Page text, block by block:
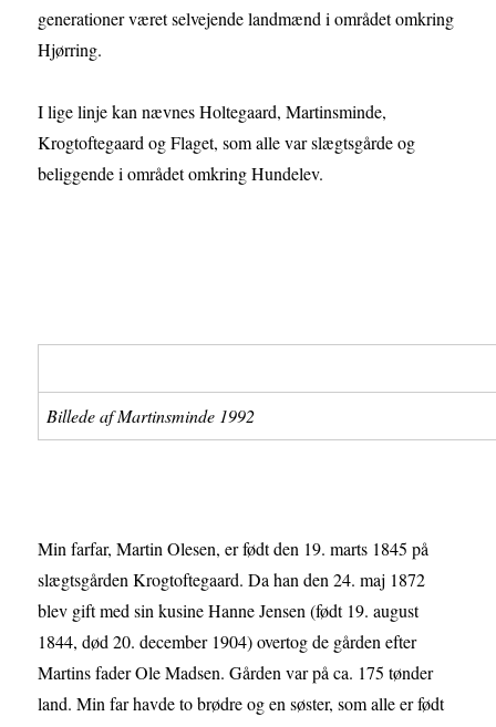
generationer været selvejende landmænd i området omkring
Hjørring.
I lige linje kan nævnes Holtegaard, Martinsminde,
Krogtoftegaard og Flaget, som alle var slægtsgårde og
beliggende i området omkring Hundelev.
Billede af Martinsminde 1992
Min farfar, Martin Olesen, er født den 19. marts 1845 på
slægtsgården Krogtoftegaard. Da han den 24. maj 1872
blev gift med sin kusine Hanne Jensen (født 19. august
1844, død 20. december 1904) overtog de gården efter
Martins fader Ole Madsen. Gården var på ca. 175 tønder
land. Min far havde to brødre og en søster, som alle er født